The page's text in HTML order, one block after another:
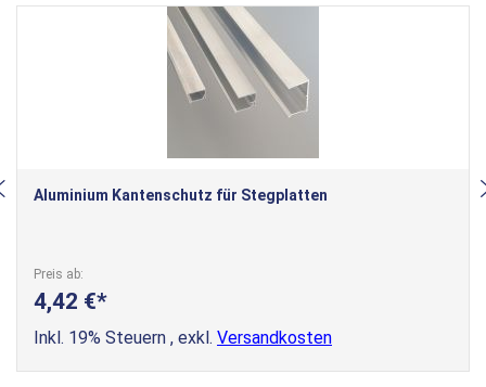
Aluminium Kantenschutz für Stegplatten
Preis ab
4,42 €
Inkl. 19% Steuern , exkl. Versandkosten